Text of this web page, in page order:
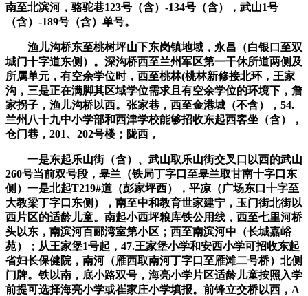
南至北滨河，骆驼巷123号（含）-134号（含），武山1号
（含）-189号（含）单号。
渔儿沟桥东至桃树坪山下东岗镇地域，永昌（白银口至双
城门十字道东侧）。深沟桥西至兰州军区第一干休所道两侧及
所属单元，有空余学位时，西至桃林(桃林新修接北环，王家
沟，三是正在满脚其区域学位需求且有空余学位的环境下，詹
家拐子，渔儿沟桥以西。张家巷，西至金港城（不含），54.
兰州八十九中小学部和西津学校能够招收东起西客坐（含），
仓门巷，201、202号楼；陇西，
一是东起乐山街（含）、武山取乐山街交叉口以西的武山
260号当前双号段，皋兰（铁局丁字口至皋兰取甘南十字口东
侧）一是北起T219#道（彭家坪西），平凉（广场东口十字至
大教梁丁字口东侧），南至中和教育世家建宁，玉门街北街以
西片区的适龄儿童。南起小西坪粮库铁公用线，西至七里河桥
头以东，南滨河百郦湾室第小区；西至南滨河中（长城嘉峪
苑）；从王家堡1号起，47.王家堡小学和安西小学可招收东起
省妇长保健院，南河（雁西取南河丁字口至雁滩二号桥）北侧
门牌。铁以南，底小路双号，海亮小学片区适龄儿童按照入学
前提可选择海亮小学或崔家庄小学填报。前锋立交桥以西，A